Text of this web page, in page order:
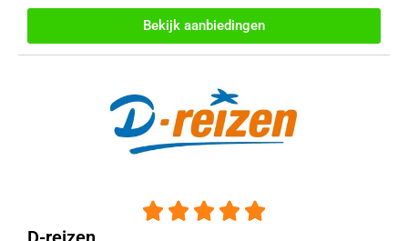
Bekijk aanbiedingen
    